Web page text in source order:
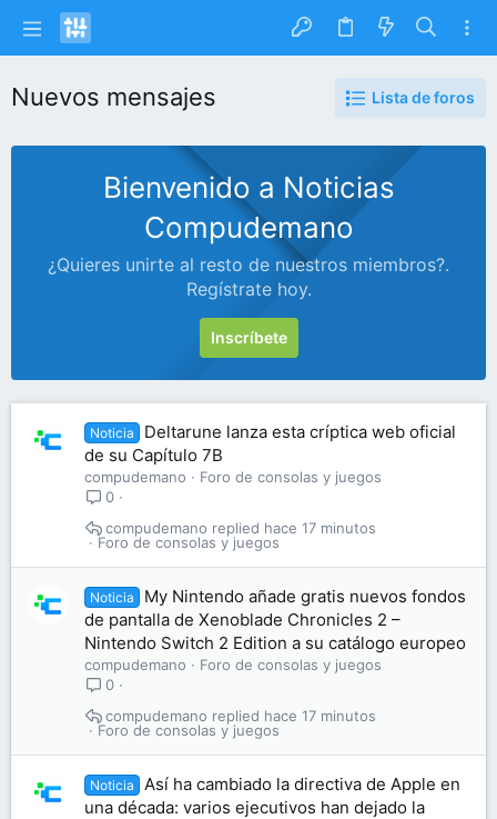
Nuevos mensajes Lista de foros
Bienvenido a Noticias
Compudemano
¿Quieres unirte al resto de nuestros miembros?.
Regístrate hoy.
Inscríbete
Noticia
Deltarune lanza esta críptica web oficial
de su Capítulo 7B
compudemano
Foro de consolas y juegos
0
Foro de consolas y juegos
hace 17 minutos
compudemano
Noticia
My Nintendo añade gratis nuevos fondos
de pantalla de Xenoblade Chronicles 2 –
Nintendo Switch 2 Edition a su catálogo europeo
compudemano
Foro de consolas y juegos
0
Foro de consolas y juegos
hace 17 minutos
compudemano
Noticia
Así ha cambiado la directiva de Apple en
una década: varios ejecutivos han dejado la